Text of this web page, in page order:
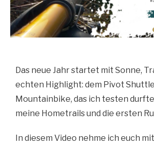
Das neue Jahr startet mit Sonne,
echten Highlight: dem Pivot
Mountainbike, das ich testen
meine Hometrails und die ersten
In diesem Video nehme ich euch